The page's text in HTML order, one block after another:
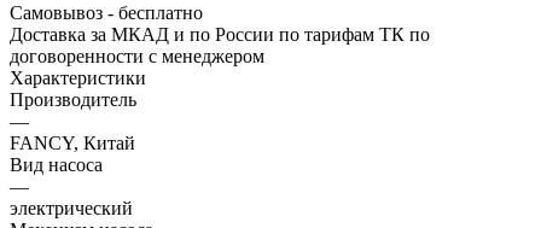
Самовывоз - бесплатно
Доставка за МКАД и по России по тарифам ТК по
договоренности с менеджером
Характеристики
Производитель
—
FANCY, Китай
Вид насоса
—
электрический